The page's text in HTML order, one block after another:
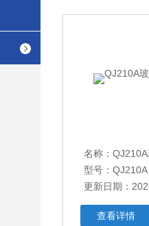
名称：
型号：QJ210A
更新日期：
查看详情